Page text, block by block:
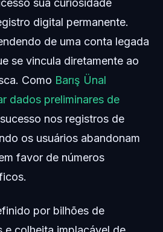
sua curiosidade
digital permanente.
de uma conta legada
se vincula diretamente ao
Como Barış Ünal
dados preliminares de
nos registros de
os usuários abandonam
favor de números
por bilhões de